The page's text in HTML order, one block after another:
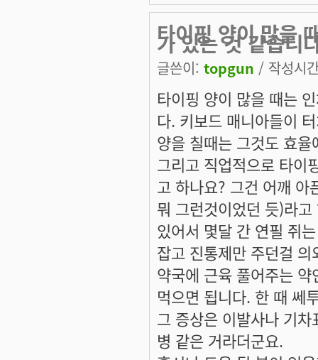
타이핑 양이 많을
가 있는 것 같습니
글쓴이: topgun / 작성시
타이핑 양이 많을 때는
다. 키보드 매니아들이
양을 칠때는 그것도 효
그리고 직업적으로 타이
고 하나요? 그건 어깨
뭐 그런것이었던 듯)라
있어서 몇달 간 연필 쥐
잡고 진통제만 주던걸
약국에 근육 풀어주는
먹으면 됩니다. 한 때 쎄
그 증상은 이발사나 기
병 같은 거라더군요.